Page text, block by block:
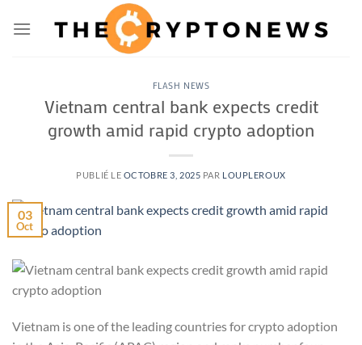
FLASH NEWS
Vietnam central bank expects credit
growth amid rapid crypto adoption
PUBLIÉ LE OCTOBRE 3, 2025 PAR LOUPLEROUX
03
Oct
Vietnam is one of the leading countries for crypto adoption